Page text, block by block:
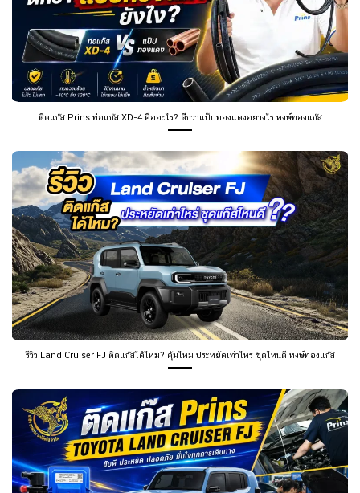
ติดแก๊ส Prins ท่อแก๊ส XD-4 คืออะไร? ดีกว่าแป๊ปทองแดงอย่างไร หงษ์ทองแก๊ส
รีวิว Land Cruiser FJ ติดแก๊สได้ไหม? คุ้มไหม ประหยัดเท่าไหร่ ชุดไหนดี หงษ์ทองแก๊ส